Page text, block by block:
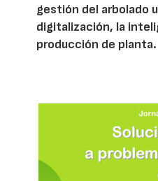
gestión del arbolado
digitalización, la
producción de planta.